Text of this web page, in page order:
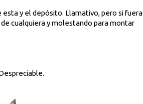
y el depósito. Llamativo, pero si fuera
cualquiera y molestando para montar